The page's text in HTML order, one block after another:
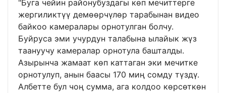
"Буга чейин районубуздагы көп мечиттерге
жергиликтүү демөөрчүлөр тарабынан видео
байкоо камералары орнотулган болчу.
Буйруса эми учурдун талабына ылайык жүз
таануучу камералар орнотула башталды.
Азырынча жамаат көп каттаган эки мечитке
орнотулуп, анын баасы 170 миң сомду түздү.
Албетте бул чоң сумма, ага колдоо көрсөткөн